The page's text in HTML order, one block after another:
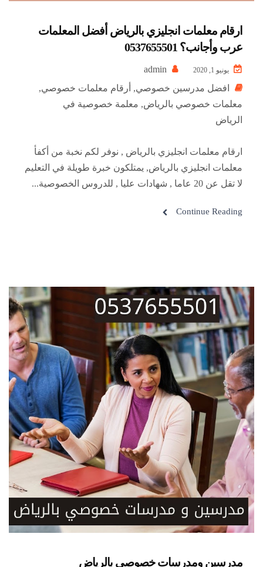
ارقام معلمات انجليزي بالرياض أفضل المعلمات
عرب وأجانب؟ 0537655501
يونيو 1, 2020
افضل مدرسين خصوصي, أرقام معلمات خصوصي,
معلمات خصوصي بالرياض, معلمة خصوصية في
الرياض
ارقام معلمات انجليزي بالرياض , نوفر لكم نخبة من أكفأ
معلمات انجليزي بالرياض, يمتلكون خبرة طويلة في التعليم
لا تقل عن 20 عاما , شهادات عليا , للدروس الخصوصية...
Continue Reading
مدرسين ومدرسات خصوصي بالرياض